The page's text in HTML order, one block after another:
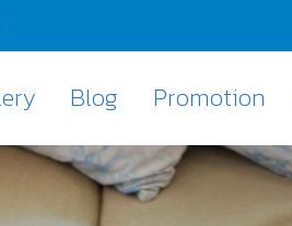
Blog Promotion